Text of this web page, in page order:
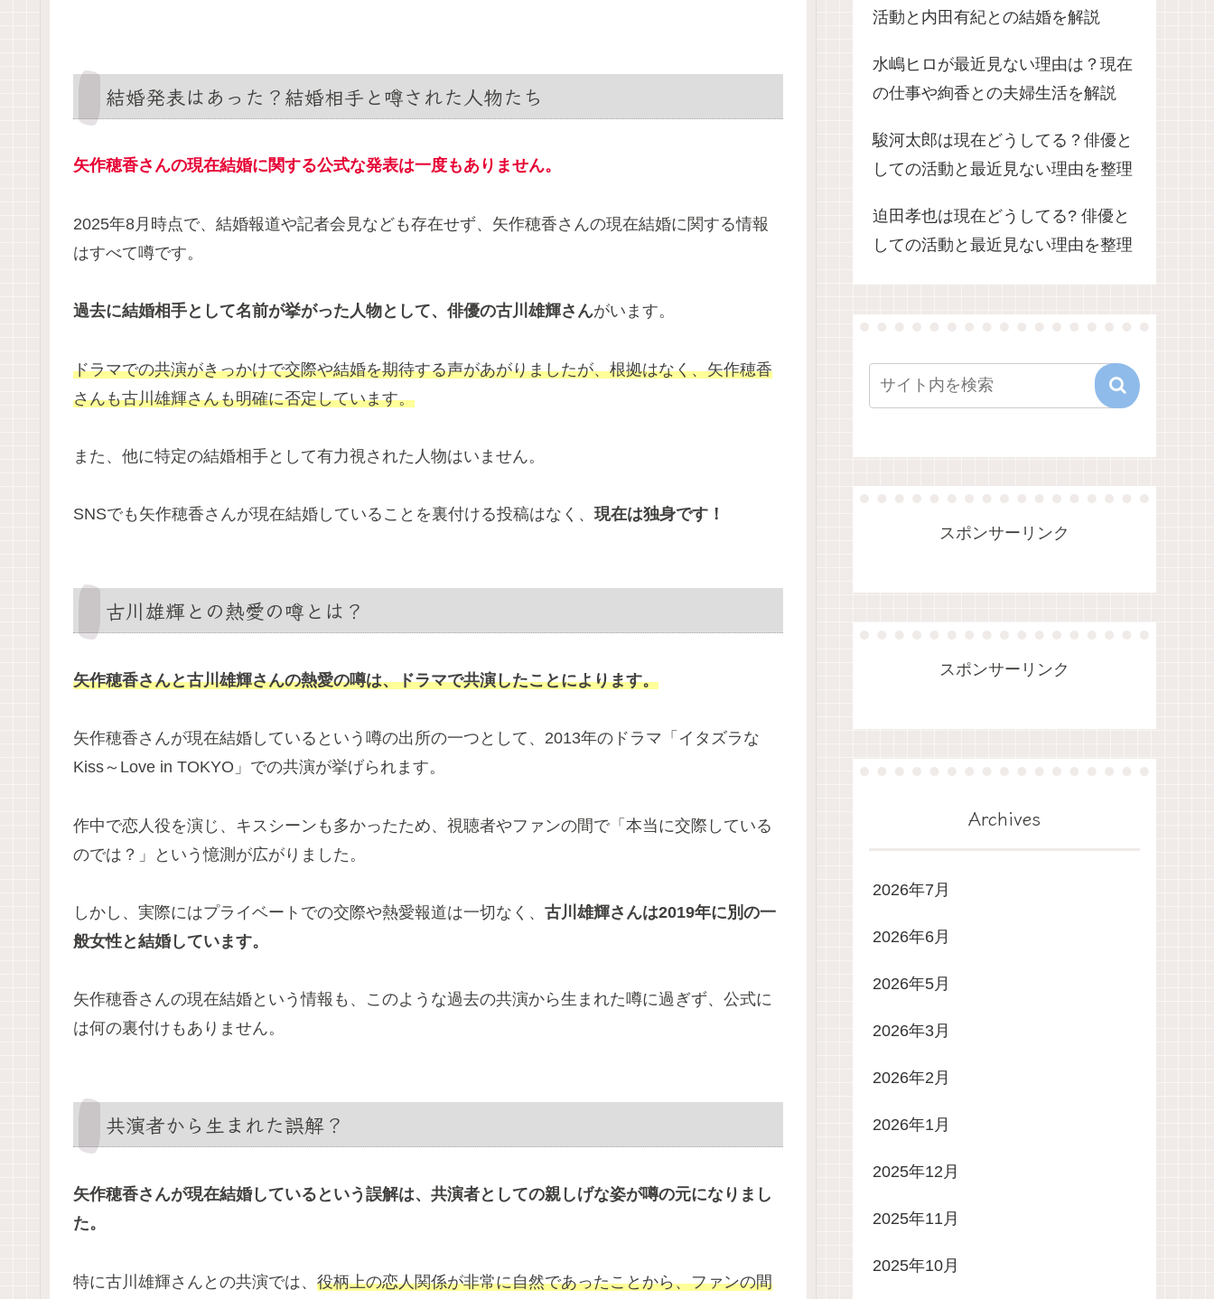
結婚発表はあった？結婚相手と噂された人物たち
矢作穂香さんの現在結婚に関する公式な発表は一度もあり ません。
2025年8月時点で、結婚報道や記者会見なども存在せず、矢作穂香さんの現在結婚に関する情報
はすべて噂です。
過去に結婚相手として名前が挙がった人物として、俳優の古川雄輝さんがいます。
ドラマでの共演がきっかけで交際や結婚を期待する声があがりましたが、根拠はなく、矢作穂香
さんも古川雄輝さんも明確に否定しています。
また、他に特定の結婚相手として有力視された人物はいません。
SNSでも矢作穂香さんが現在結婚していることを裏付ける投稿はなく、 現在は独身です！
古川雄輝との熱愛の噂とは？
矢作穂香さんと古川雄輝さんの熱愛の噂は、ドラマで共演したことによります。
矢作穂香さんが現在結婚しているという噂の出所の一つとして、2013年のドラマ「イタズラな
Kiss～Love in TOKYO」での共演が挙げられます。
作中で恋人役を演じ、キスシーンも多かったため、視聴者やファンの間で「本当に交際している
のでは？」という憶測が広がりました。
しかし、実際にはプライベートでの交際や熱愛報道は一切なく、 古川雄輝さんは2019年に別の一
般女性と結婚しています。
矢作穂香さんの現在結婚という情報も、このような過去の共演から生まれた噂に過ぎず、公式に
は何の裏付けもありません。
共演者から生まれた誤解？
矢作穂香さんが現在結婚しているという誤解は、共演者としての親しげな姿が噂の元になりまし
た。
特に古川雄輝さんとの共演では、 役柄上の恋人関係が非常に自然であったことから、ファンの間
活動と内田有紀との結婚を解説
水嶋ヒロが最近見ない理由は？現在
の仕事や絢香との夫婦生活を解説
駿河太郎は現在どうしてる？俳優と
しての活動と最近見ない理由を整理
迫田孝也は現在どうしてる? 俳優と
しての活動と最近見ない理由を整理
スポンサーリンク
スポンサーリンク
Archives
2026年7月
2026年6月
2026年5月
2026年3月
2026年2月
2026年1月
2025年12月
2025年11月
2025年10月